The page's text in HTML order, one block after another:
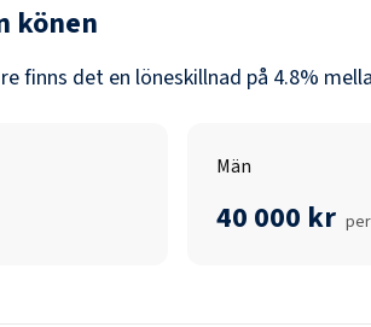
könen
finns det en löneskillnad på 4.8%
Män
40 000 kr